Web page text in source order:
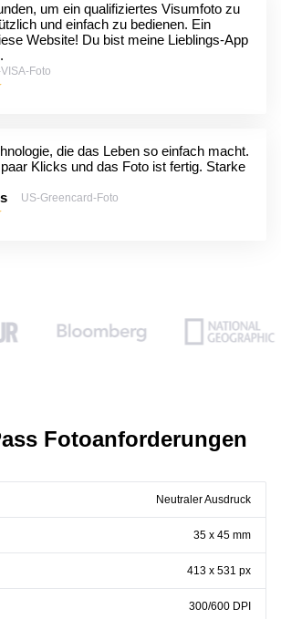
um ein qualifiziertes Visumfoto zu
und einfach zu bedienen. Ein
Website! Du bist meine Lieblings-App
Foto
die das Leben so einfach macht.
Klicks und das Foto ist fertig. Starke
US-Greencard-Foto
Fotoanforderungen
Neutraler Ausdruck
35 x 45 mm
413 x 531 px
300/600 DPI